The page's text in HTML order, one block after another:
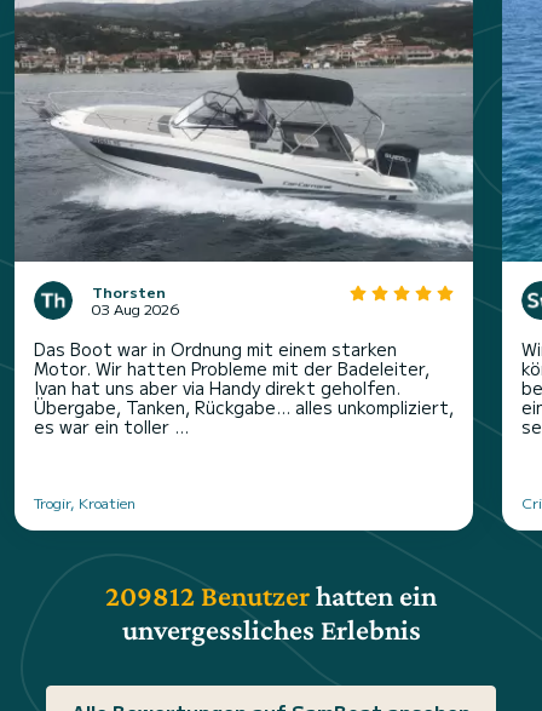
Thorsten
03 Aug 2026
Das Boot war in Ordnung mit einem starken
Motor. Wir hatten Probleme mit der Badeleiter,
Ivan hat uns aber via Handy direkt geholfen.
Übergabe, Tanken, Rückgabe… alles unkompliziert,
es war ein toller ...
Trogir, Kroatien
209812 Benutzerhatten ein
unvergessliches Erlebnis